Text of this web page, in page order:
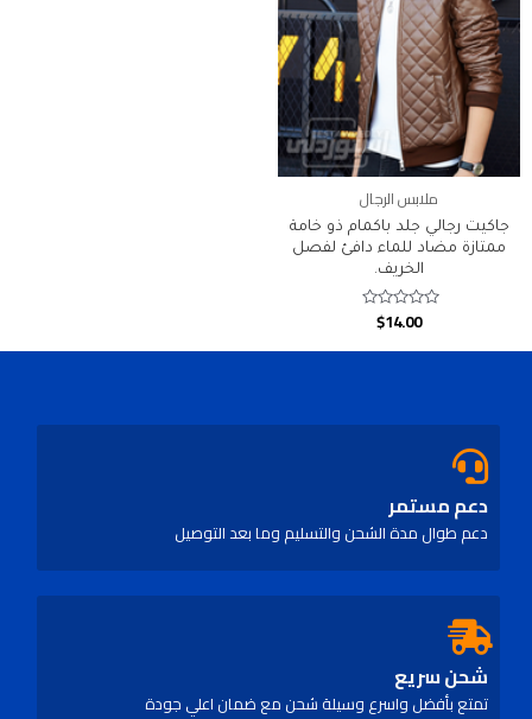
ملابس الرجال
جاكيت رجالي جلد باكمام ذو خامة
ممتازة مضاد للماء دافئ لفصل
الخريف.
Rated
$14.00
دعم مستمر
دعم طوال مدة الشحن والتسليم وما بعد التوصيل
شحن سريع
تمتع بأفضل واسرع وسيلة شحن مع ضمان اعلي جودة